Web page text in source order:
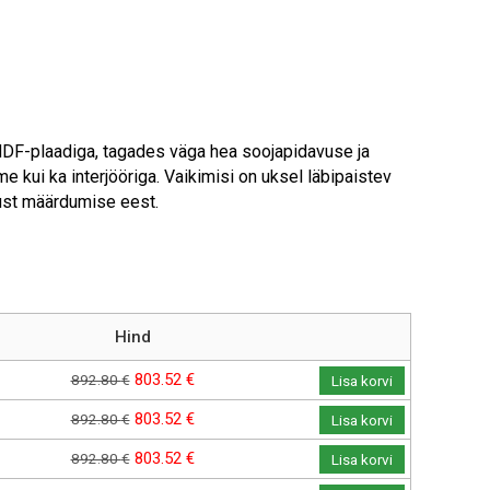
plaadiga, tagades väga hea soojapidavuse ja
kui ka interjööriga. Vaikimisi on uksel läbipaistev
määrdumise eest.
Hind
892.80€ Algne hind oli: 892.80 €.
803.52 €Current price is: 803.52 €.
Lisa korvi
892.80€ Algne hind oli: 892.80 €.
803.52 €Current price is: 803.52 €.
Lisa korvi
892.80€ Algne hind oli: 892.80 €.
803.52 €Current price is: 803.52 €.
Lisa korvi